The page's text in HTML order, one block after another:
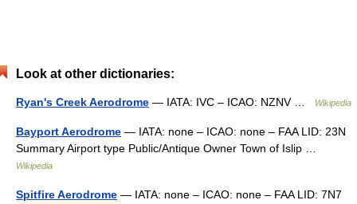
Look at other dictionaries:
Ryan's Creek Aerodrome — IATA: IVC – ICAO: NZNV … Wikipedia
Bayport Aerodrome — IATA: none – ICAO: none – FAA LID: 23N
Summary Airport type Public/Antique Owner Town of Islip …
Wikipedia
Spitfire Aerodrome — IATA: none – ICAO: none – FAA LID: 7N7